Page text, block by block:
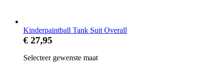
Kinderpaintball Tank Suit Overall
€ 27,95
Selecteer gewenste maat